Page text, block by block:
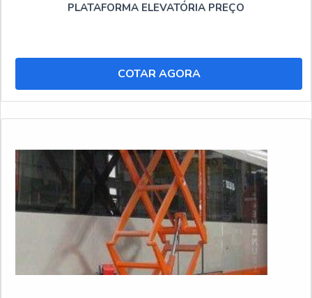
PLATAFORMA ELEVATÓRIA PREÇO
COTAR AGORA